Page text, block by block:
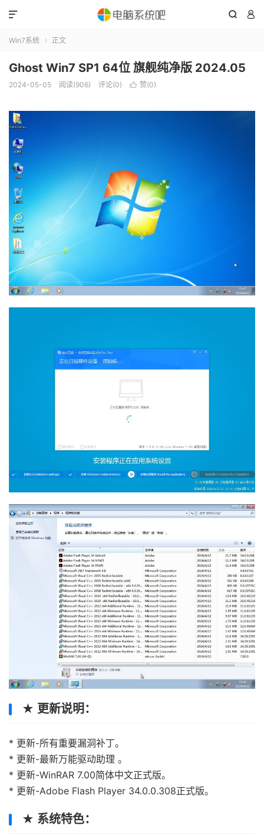
 

Win7系统  正文
Ghost Win7 SP1 64位 旗舰纯净版 2024.05
2024-05-05 阅读(906) 评论(0)  赞(0)
★ 更新说明：
* 更新-所有重要漏洞补丁。
* 更新-最新万能驱动助理 。
* 更新-WinRAR 7.00简体中文正式版。
* 更新-Adobe Flash Player 34.0.0.308正式版。
★ 系统特色：